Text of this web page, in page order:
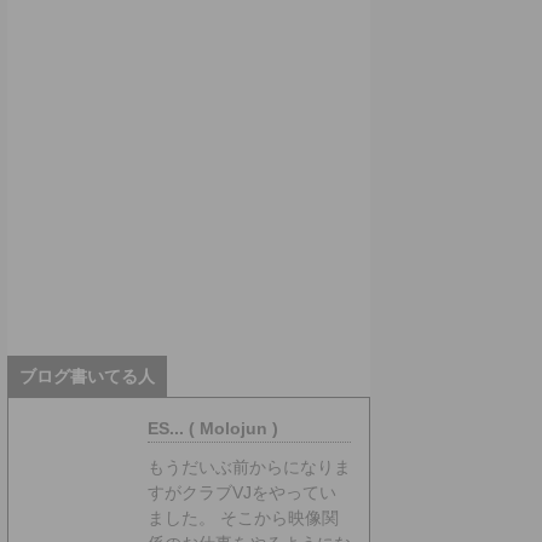
ブログ書いてる人
ES... ( Molojun )
もうだいぶ前からになりま
すがクラブVJをやってい
ました。 そこから映像関